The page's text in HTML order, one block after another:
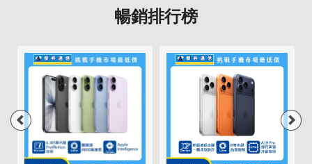
USB Type-C規格，支援QC 4.0 快充
以上原文出處：SOGI 手機王
前相機
第一前相機畫素
2000 萬畫素
第一前相機光圈
f2.2
通訊與網路系統
暢銷排行榜